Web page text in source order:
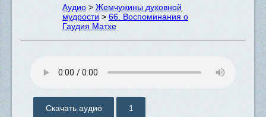
Аудио > Жемчужины духовной
мудрости > 66. Воспоминания о
Гаудия Матхе
Скачать аудио 1